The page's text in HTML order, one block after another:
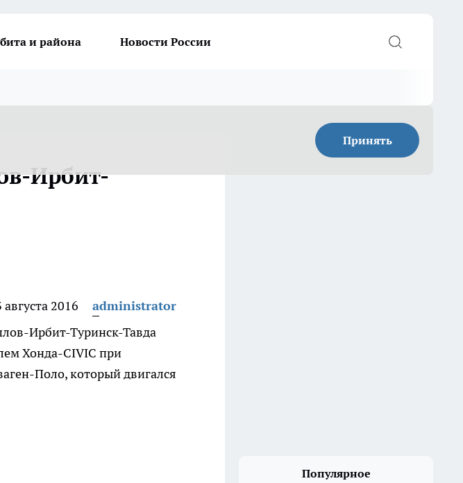
и района Новости России
Принять
Ирбит-
августа 2016
administrator
Ирбит-Туринск-Тавда
Хонда-CIVIC при
Поло, который двигался
Популярное